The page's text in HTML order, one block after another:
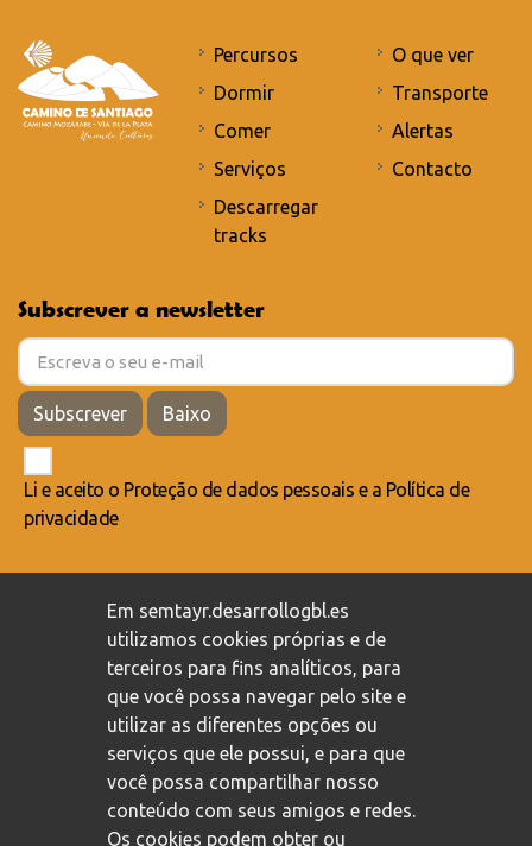
Percursos
Dormir
Comer
Serviços
Descarregar
tracks
O que ver
Transporte
Alertas
Contacto
Subscrever a newsletter
Subscrever Baixo
Li e aceito o Proteção de dados pessoais e a Política de
privacidade
Política de privacidade
/ Política de cookies
Em semtayr.desarrollogbl.es
utilizamos cookies próprias e de
terceiros para fins analíticos, para
que você possa navegar pelo site e
utilizar as diferentes opções ou
serviços que ele possui, e para que
você possa compartilhar nosso
conteúdo com seus amigos e redes.
Os cookies podem obter ou